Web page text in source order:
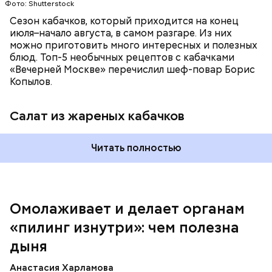
Фото: Shutterstock
Сезон кабачков, который приходится на конец
июля–начало августа, в самом разгаре. Из них
можно приготовить много интересных и полезных
блюд. Топ-5 необычных рецептов с кабачками
«Вечерней Москве» перечислил шеф-повар Борис
Копылов.
Салат из жареных кабачков
Читать полностью
Омолаживает и делает органам
«пилинг изнутри»: чем полезна
дыня
Анастасия Харламова
кремний — укрепляет кости, зубы, волосы и
ногти и оказывает омолаживающее действие;
соединительной ткани, улучшает тургор кожи;
клетчатка — достаточно нежная и забирает
излишки холестерина, сахара и соли тяжелых
фолиевая кислота (в большом количестве) —
она необходима беременным женщинам,
Вред дыни
А врач-эндокринолог Алексей Калинчев рассказал,
что существует множество блюд, где используют